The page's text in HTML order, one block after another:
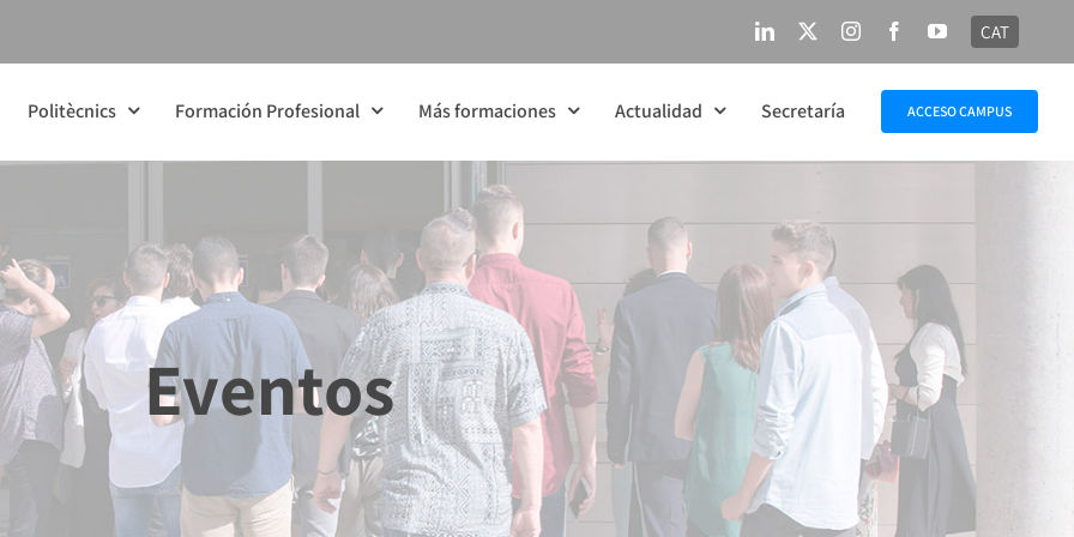
LinkedIn InstagramFacebookYouTube
CAT
Politècnics Formación Profesional Más formaciones Actualidad Secretaría ACCESO CAMPUS
Eventos